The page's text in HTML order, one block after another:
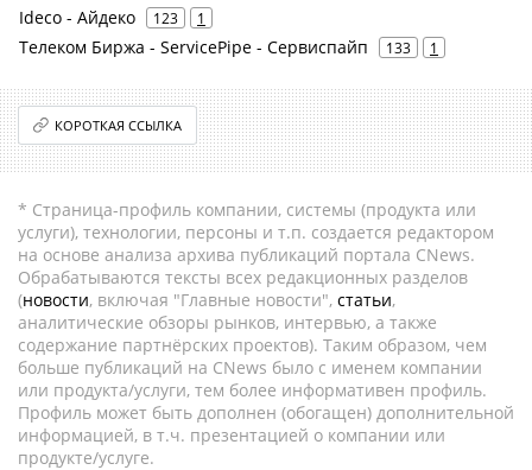
Ideco - Айдеко 123 1
Телеком Биржа - ServicePipe - Сервиспайп 133 1
КОРОТКАЯ ССЫЛКА
* Страница-профиль компании, системы (продукта или
услуги), технологии, персоны и т.п. создается редактором
на основе анализа архива публикаций портала CNews.
Обрабатываются тексты всех редакционных разделов
(новости, включая "Главные новости", статьи,
аналитические обзоры рынков, интервью, а также
содержание партнёрских проектов). Таким образом, чем
больше публикаций на CNews было с именем компании
или продукта/услуги, тем более информативен профиль.
Профиль может быть дополнен (обогащен) дополнительной
информацией, в т.ч. презентацией о компании или
продукте/услуге.